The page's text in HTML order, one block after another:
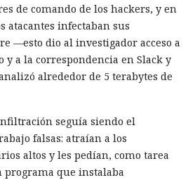
de comando de los hackers, y en
atacantes infectaban sus
—esto dio al investigador acceso a
y a la correspondencia en Slack y
alrededor de 5 terabytes de
seguía siendo el
falsas: atraían a los
altos y les pedían, como tarea
programa que instalaba